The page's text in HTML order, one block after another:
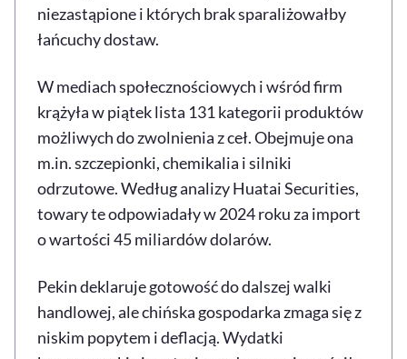
niezastąpione i których brak sparaliżowałby
łańcuchy dostaw.
W mediach społecznościowych i wśród firm
krążyła w piątek lista 131 kategorii produktów
możliwych do zwolnienia z ceł. Obejmuje ona
m.in. szczepionki, chemikalia i silniki
odrzutowe. Według analizy Huatai Securities,
towary te odpowiadały w 2024 roku za import
o wartości 45 miliardów dolarów.
Pekin deklaruje gotowość do dalszej walki
handlowej, ale chińska gospodarka zmaga się z
niskim popytem i deflacją. Wydatki